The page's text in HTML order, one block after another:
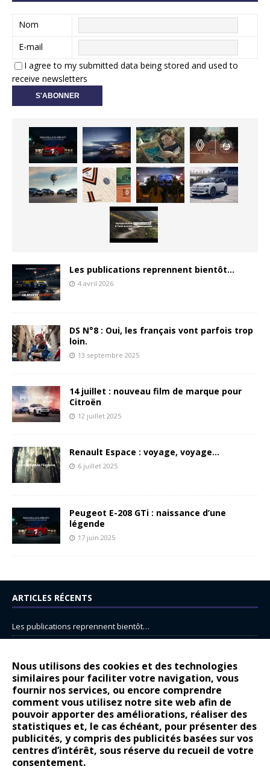
Nous utilisons des cookies et des technologies
similaires pour faciliter votre navigation, vous
fournir nos services, ou encore comprendre
comment vous utilisez notre site web afin de
pouvoir apporter des améliorations, réaliser des
statistiques et, le cas échéant, pour présenter des
publicités, y compris des publicités basées sur vos
centres d’intérêt, sous réserve du recueil de votre
consentement.
Nom
E-mail
I agree to my submitted data being stored and used to
receive newsletters
Les publications reprennent bientôt…
4 avril 2026
DS N°8 : Oui, les français vont parfois trop
loin.
13 septembre 2025
14 juillet : nouveau film de marque pour
Citroën
12 juillet 2025
Renault Espace : voyage, voyage…
6 juillet 2025
Peugeot E-208 GTi : naissance d’une
légende
17 juin 2025
ARTICLES RÉCENTS
Les publications reprennent bientôt…
14 juillet : nouveau film de marque pour Citroën
Renault Espace : voyage, voyage…
Peugeot E-208 GTi : naissance d’une légende
COMMENTAIRES RÉCENTS
Bernard DardartdansDacia Sandero : pour les gens vrais